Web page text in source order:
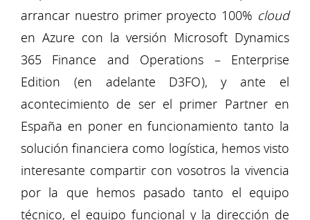
arrancar nuestro primer proyecto 100% cloud
en Azure con la versión Microsoft Dynamics
365 Finance and Operations – Enterprise
Edition (en adelante D3FO), y ante el
acontecimiento de ser el primer Partner en
España en poner en funcionamiento tanto la
solución financiera como logística, hemos visto
interesante compartir con vosotros la vivencia
por la que hemos pasado tanto el equipo
técnico, el equipo funcional y la dirección de